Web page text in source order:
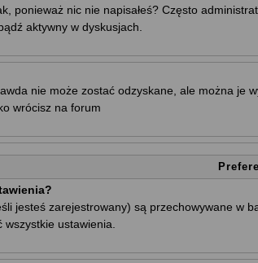
ponieważ nic nie napisałeś? Często
aktywny w dyskusjach.
nie może zostać odzyskane, ale można je
wrócisz na forum
jesteś zarejestrowany) są przechowywane w
ustawienia.